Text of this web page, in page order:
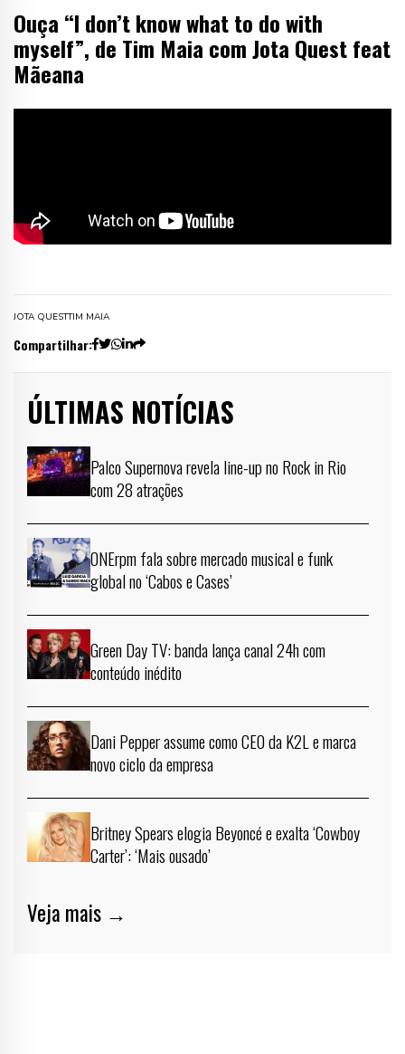
Ouça “I don’t know what to do with
myself”, de Tim Maia com Jota Quest feat
Mãeana
JOTA QUESTTIM MAIA
Compartilhar:
ÚLTIMAS NOTÍCIAS
Palco Supernova revela line-up no Rock in Rio
com 28 atrações
ONErpm fala sobre mercado musical e funk
global no ‘Cabos e Cases’
Green Day TV: banda lança canal 24h com
conteúdo inédito
Dani Pepper assume como CEO da K2L e marca
novo ciclo da empresa
Britney Spears elogia Beyoncé e exalta ‘Cowboy
Carter’: ‘Mais ousado’
Veja mais →